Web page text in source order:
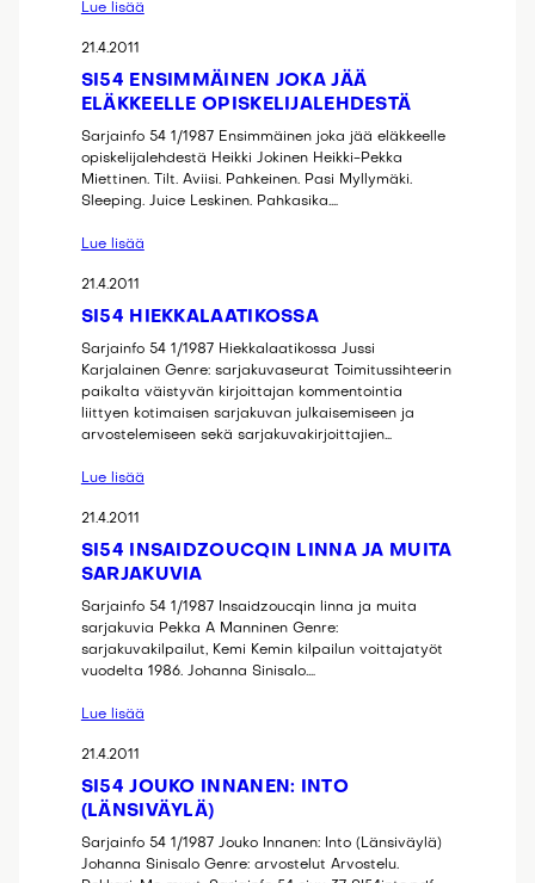
Lue lisää
21.4.2011
SI54 ENSIMMÄINEN JOKA JÄÄ
ELÄKKEELLE OPISKELIJALEHDESTÄ
Sarjainfo 54 1/1987 Ensimmäinen joka jää eläkkeelle
opiskelijalehdestä Heikki Jokinen Heikki-Pekka
Miettinen. Tilt. Aviisi. Pahkeinen. Pasi Myllymäki.
Sleeping. Juice Leskinen. Pahkasika.…
Lue lisää
21.4.2011
SI54 HIEKKALAATIKOSSA
Sarjainfo 54 1/1987 Hiekkalaatikossa Jussi
Karjalainen Genre: sarjakuvaseurat Toimitussihteerin
paikalta väistyvän kirjoittajan kommentointia
liittyen kotimaisen sarjakuvan julkaisemiseen ja
arvostelemiseen sekä sarjakuvakirjoittajien…
Lue lisää
21.4.2011
SI54 INSAIDZOUCQIN LINNA JA MUITA
SARJAKUVIA
Sarjainfo 54 1/1987 Insaidzoucqin linna ja muita
sarjakuvia Pekka A Manninen Genre:
sarjakuvakilpailut, Kemi Kemin kilpailun voittajatyöt
vuodelta 1986. Johanna Sinisalo.…
Lue lisää
21.4.2011
SI54 JOUKO INNANEN: INTO
(LÄNSIVÄYLÄ)
Sarjainfo 54 1/1987 Jouko Innanen: Into (Länsiväylä)
Johanna Sinisalo Genre: arvostelut Arvostelu.